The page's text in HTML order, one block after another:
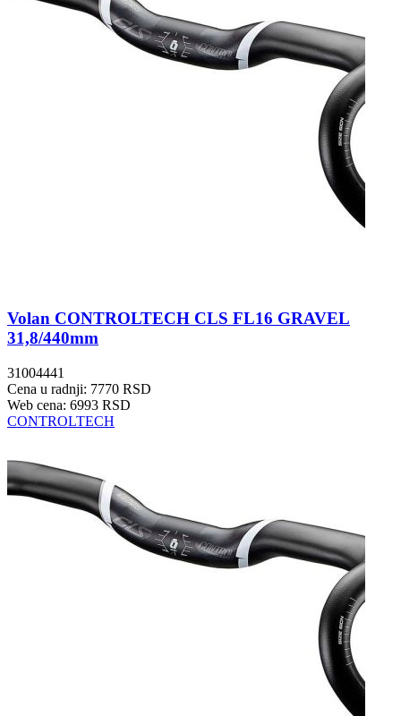
Volan CONTROLTECH CLS FL16 GRAVEL
31,8/440mm
31004441
Cena u radnji: 7770 RSD
Web cena: 6993 RSD
CONTROLTECH